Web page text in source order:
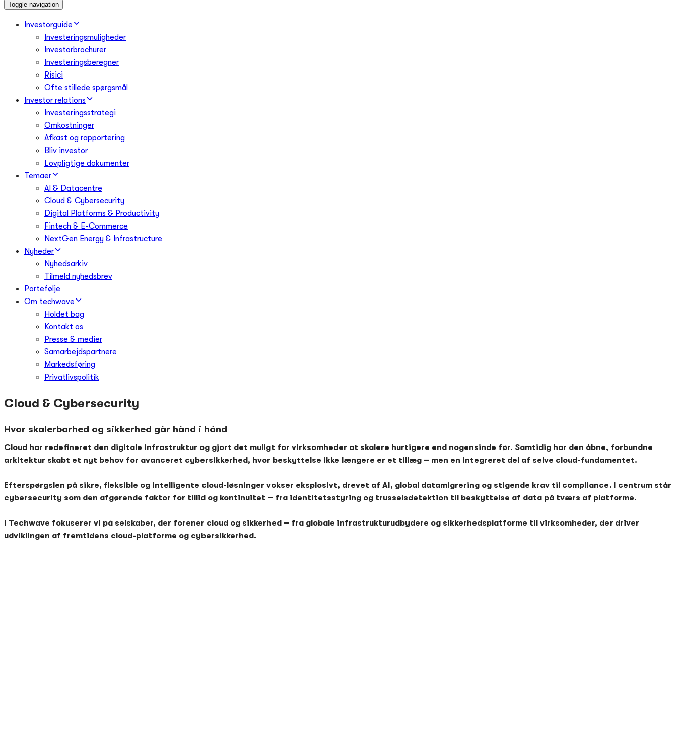
Toggle navigation
Investorguide
Investeringsmuligheder
Investorbrochurer
Investeringsberegner
Risici
Ofte stillede spørgsmål
Investor relations
Investeringsstrategi
Omkostninger
Afkast og rapportering
Bliv investor
Lovpligtige dokumenter
Temaer
AI & Datacentre
Cloud & Cybersecurity
Digital Platforms & Productivity
Fintech & E-Commerce
NextGen Energy & Infrastructure
Nyheder
Nyhedsarkiv
Tilmeld nyhedsbrev
Portefølje
Om techwave
Holdet bag
Kontakt os
Presse & medier
Samarbejdspartnere
Markedsføring
Privatlivspolitik
Cloud & Cybersecurity
Hvor skalerbarhed og sikkerhed går hånd i hånd
Cloud har redefineret den digitale infrastruktur og gjort det muligt for virksomheder at skalere hurtigere end nogensinde før. Samtidig har den åbne, forbundne
arkitektur skabt et nyt behov for avanceret cybersikkerhed, hvor beskyttelse ikke længere er et tillæg – men en integreret del af selve cloud-fundamentet.
Efterspørgslen på sikre, fleksible og intelligente cloud-løsninger vokser eksplosivt, drevet af AI, global datamigrering og stigende krav til compliance. I centrum står
cybersecurity som den afgørende faktor for tillid og kontinuitet – fra identitetsstyring og trusselsdetektion til beskyttelse af data på tværs af platforme.
I Techwave fokuserer vi på selskaber, der forener cloud og sikkerhed – fra globale infrastrukturudbydere og sikkerhedsplatforme til virksomheder, der driver
udviklingen af fremtidens cloud-platforme og cybersikkerhed.